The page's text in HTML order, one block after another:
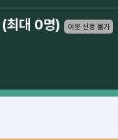
최대 0명) 이웃 신청 불가